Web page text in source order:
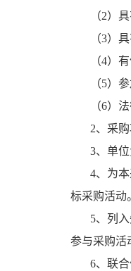
（2）
（3）
（4）
（5）
（6）
2、采
3、单
4、为
标采购活动
5、列
参与采购活
6、联